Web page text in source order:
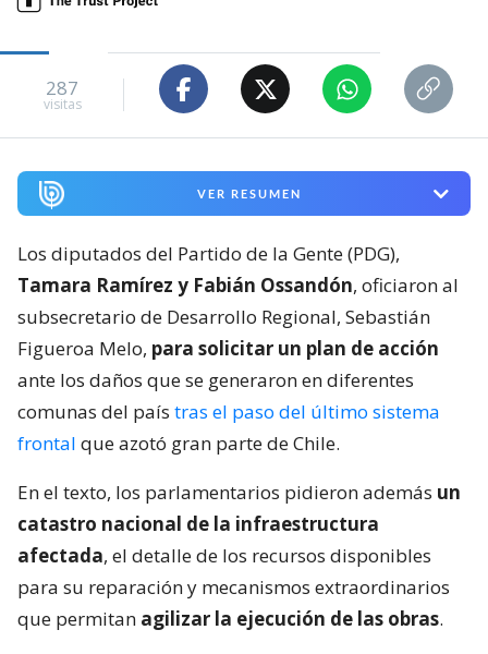
287
visitas
VER RESUMEN
Los diputados del Partido de la Gente (PDG),
Tamara Ramírez y Fabián Ossandón, oficiaron al
subsecretario de Desarrollo Regional, Sebastián
Figueroa Melo, para solicitar un plan de acción
ante los daños que se generaron en diferentes
comunas del país tras el paso del último sistema
frontal que azotó gran parte de Chile.
En el texto, los parlamentarios pidieron además un
catastro nacional de la infraestructura
afectada, el detalle de los recursos disponibles
para su reparación y mecanismos extraordinarios
que permitan agilizar la ejecución de las obras.